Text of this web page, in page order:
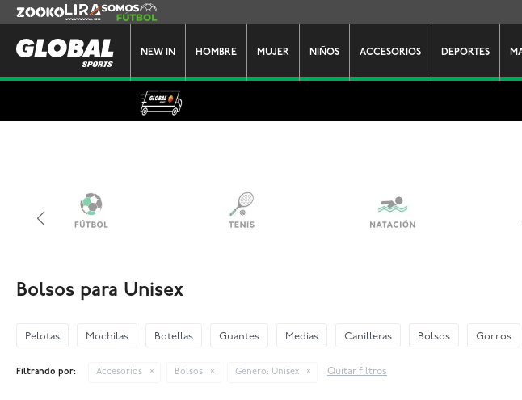
NEW IN HOMBRE MUJER NIÑOS ACCESORIOS DEPORTES
Zooko Lira Somos Futbol
Bolsos para Unisex
Pelotas Mochilas Botellas Guantes Medias Canilleras Bolsos Gorros
Filtrando por: Accesorios Bolsos Genero: Unisex Quitar filtros